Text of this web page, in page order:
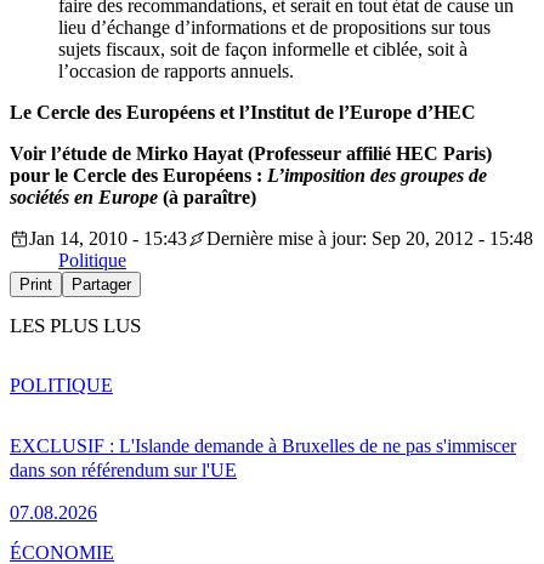
faire des recommandations, et serait en tout état de cause un
lieu d’échange d’informations et de propositions sur tous
sujets fiscaux, soit de façon informelle et ciblée, soit à
l’occasion de rapports annuels.
Le Cercle des Européens et l’Institut de l’Europe d’HEC
Voir l’étude de Mirko Hayat (Professeur affilié HEC Paris)
pour le Cercle des Européens : L’imposition des groupes de
sociétés en Europe (à paraître)
Jan 14, 2010 - 15:43
Dernière mise à jour: Sep 20, 2012 - 15:48
Politique
Print Partager
LES PLUS LUS
EXCLUSIF : L'Islande demande à Bruxelles de ne pas s'immiscer
dans son référendum sur l'UE
07.08.2026
POLITIQUE
ÉCONOMIE